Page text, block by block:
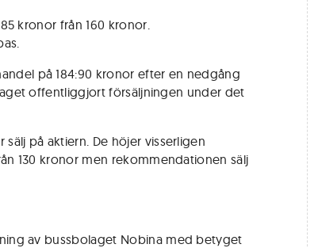
kronor från 160 kronor.
på 184:90 kronor efter en nedgång
offentliggjort försäljningen under det
på aktiern. De höjer visserligen
130 kronor men rekommendationen sälj
av bussbolaget Nobina med betyget